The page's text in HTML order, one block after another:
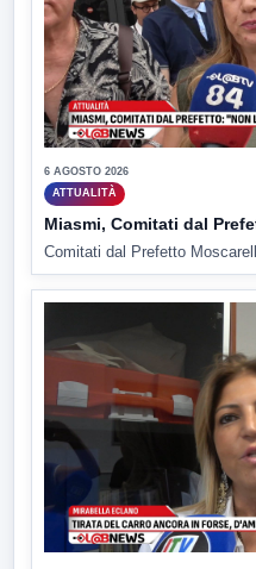
6 AGOSTO 2026
ATTUALITÀ
Miasmi, Comitati dal
Comitati dal Prefetto